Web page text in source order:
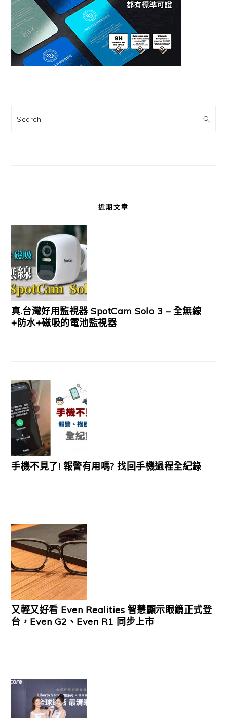
Search
近期文章
真.台灣好用監視器 SpotCam Solo 3 – 全無線
+防水+磁吸的電池監視器
手機不見了! 報警有用嗎? 找回手機過程全紀錄
又輕又好看 Even Realities 智慧顯示眼鏡正式登
台，Even G2、Even R1 同步上市